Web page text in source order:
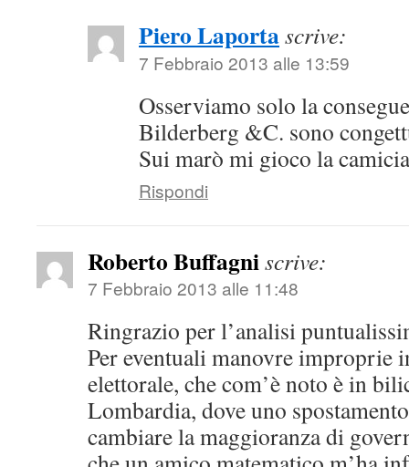
Piero Laportascrive:
7 Febbraio 2013 alle 13:59
Osserviamo solo la
Bilderberg &C. sono
Sui marò mi gioco la
Rispondi
Roberto Buffagniscrive:
7 Febbraio 2013 alle 11:48
Ringrazio per l’analisi
Per eventuali manovre improprie
elettorale, che com’è noto è in
Lombardia, dove uno
cambiare la maggioranza di